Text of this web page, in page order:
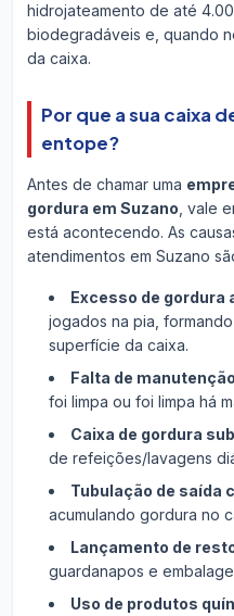
hidrojateamento de até
biodegradáveis e, quando
da caixa.
Por que a sua caixa
entope?
Antes de chamar uma
gordura em Suzano , vale
está acontecendo. As
atendimentos em Suzano
Excesso de gordura
jogados na pia,
superfície da caixa.
Falta de
foi limpa ou foi limpa há
Caixa de gordura
de refeições/lavagens
Tubulação de saída
acumulando gordura no
Lançamento de
guardanapos e
Uso de produtos